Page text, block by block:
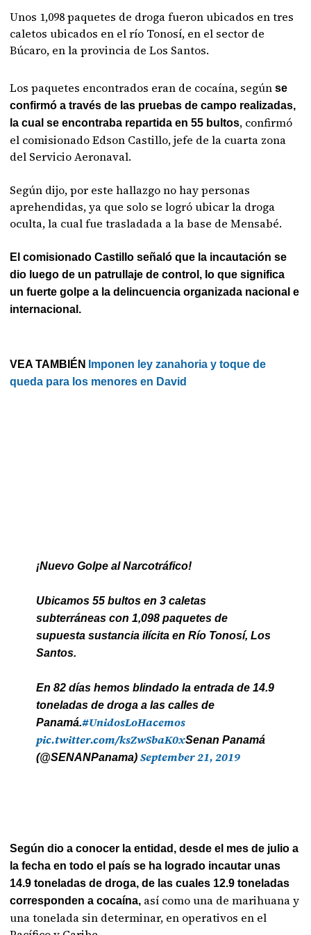
Unos 1,098 paquetes de droga fueron ubicados en tres
caletos ubicados en el río Tonosí, en el sector de
Búcaro, en la provincia de Los Santos.
Los paquetes encontrados eran de cocaína, segúnse
confirmó a través de las pruebas de campo realizadas,
la cual se encontraba repartida en 55 bultos, confirmó
el comisionado Edson Castillo, jefe de la cuarta zona
del Servicio Aeronaval.
Según dijo, por este hallazgo no hay personas
aprehendidas, ya que solo se logró ubicar la droga
oculta, la cual fue trasladada a la base de Mensabé.
El comisionado Castillo señaló que la incautación se
dio luego de un patrullaje de control, lo que significa
un fuerte golpe a la delincuencia organizada nacional e
internacional.
VEA TAMBIÉN
Imponen ley zanahoria y toque de
queda para los menores en David
¡Nuevo Golpe al Narcotráfico!
Ubicamos 55 bultos en 3 caletas
subterráneas con 1,098 paquetes de
supuesta sustancia ilícita en Río Tonosí, Los
Santos.
En 82 días hemos blindado la entrada de 14.9
toneladas de droga a las calles de
Panamá.#UnidosLoHacemos
pic.twitter.com/ksZwSbaK0xSenan Panamá
(@SENANPanama)September 21, 2019
Según dio a conocer la entidad, desde el mes de julio a
la fecha en todo el país se ha logrado incautar unas
14.9 toneladas de droga, de las cuales 12.9 toneladas
corresponden a cocaína, así como una de marihuana y
una tonelada sin determinar, en operativos en el